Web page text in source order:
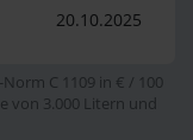
20.10.2025
C 1109 in € / 100
von 3.000 Litern und